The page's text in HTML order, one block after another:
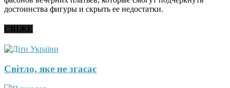
достоинства фигуры и скрыть ее недостатки.
СВІЖЕ
Світло, яке не згасає